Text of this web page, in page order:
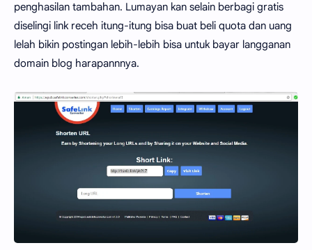
penghasilan tambahan. Lumayan kan selain berbagi gratis
diselingi link receh itung-itung bisa buat beli quota dan uang
lelah bikin postingan lebih-lebih bisa untuk bayar langganan
domain blog harapannnya.